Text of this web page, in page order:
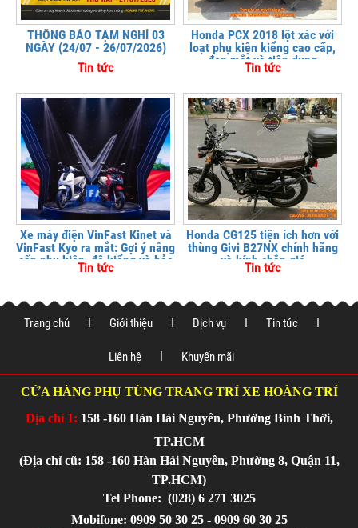
THÔNG BÁO TẠM NGHỈ 03
NGÀY (24/07 - 26/07/2026)
Tin tức
Honda PCX 2018 lột xác với
loạt phụ kiện kiểng cao cấp,
đẹp mắt và tiện dụng
Tin tức
Xe máy điện VinFast Kinet và
VinFast Kyo ra mắt: Gợi ý nâng
cấp phụ kiện, độ kiểng và bảo
vệ xe tại
Tin tức
Honda CG125 tiện ích hơn với
thùng Givi B27NX chính hãng
và kính chắn gió
Tin tức
Trang chủ Giới thiệu Dịch vụ Tin tức
Liên hệ Khuyến mãi
CỬA HÀNG PHỤ TÙNG TRANG TRÍ XE HOÀNG TRÍ
Địa chỉ 1: 158 -160 Hàn Hải Nguyên, Phường Bình Thới,
TP.HCM
(Địa chỉ cũ: 158 -160 Hàn Hải Nguyên, Phường 8, Quận 11,
TP.HCM)
Tel Phone: (028) 6 271 3025
Mobifone: 0909 50 30 25 - 0909 60 30 25